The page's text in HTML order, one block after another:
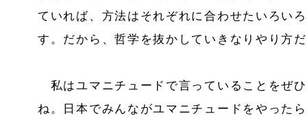
ていれば、方法はそれぞれに合わせたいろい
す。だから、哲学を抜かしていきなりやり方
私はユマニチュードで言っていることをぜ
ね。日本でみんながユマニチュードをやった